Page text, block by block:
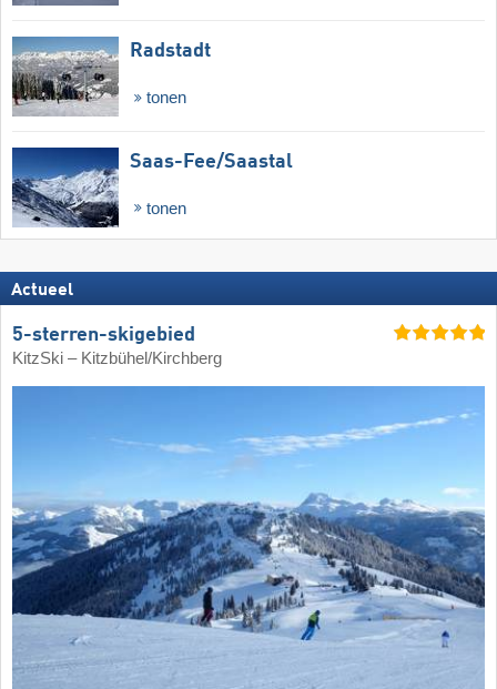
Radstadt
tonen
Saas-Fee/​Saastal
tonen
Actueel
5-sterren-skigebied
KitzSki – Kitzbühel/​Kirchberg